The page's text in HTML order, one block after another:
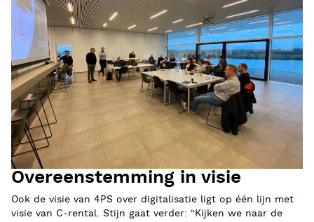
Overeenstemming in visie
Ook de visie van 4PS over digitalisatie ligt op één lijn met
visie van C-rental. Stijn gaat verder: “Kijken we naar de